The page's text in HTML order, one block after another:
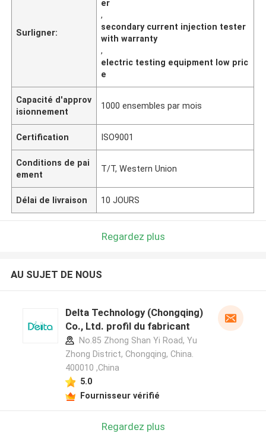
Surligner:
er
,
secondary current injection tester
with warranty
,
electric testing equipment low pric
e
Capacité d'approv
isionnement
1000 ensembles par mois
Certification ISO9001
Conditions de pai
ement
T/T, Western Union
Délai de livraison 10 JOURS
Regardez plus
AU SUJET DE NOUS
Delta Technology (Chongqing)
Co., Ltd. profil du fabricant
No.85 Zhong Shan Yi Road, Yu
Zhong District, Chongqing, China.
400010 ,China
5.0
Fournisseur vérifié
Regardez plus